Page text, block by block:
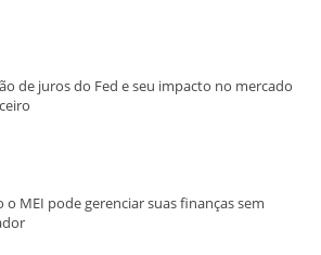
de juros do Fed e seu impacto no mercado
o MEI pode gerenciar suas finanças sem